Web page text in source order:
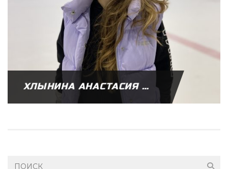
ХЛЫНИНА АНАСТАСИЯ ЮРЬЕВНА